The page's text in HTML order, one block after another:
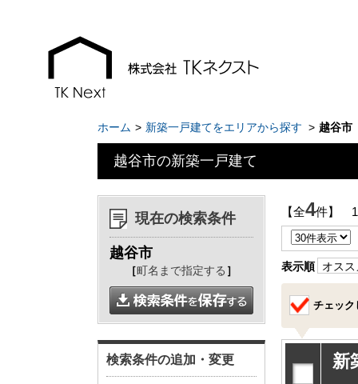
ホーム 新築一戸建てをエリアから探す 越谷市
越谷市の新築一戸建て
【全4件】 1
表示順 オス
チェック
新
現在の検索条件
越谷市
［町名まで指定する ］
検索条件の追加・変更
千葉本店
松戸支店
成田支店
東京支店
神奈川支店
現地販売会情報
千葉本店
松戸支店
成田支店
木更津支店
東京支店
神奈川支店